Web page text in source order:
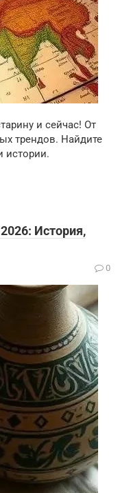
и сейчас! От
трендов. Найдите
истории.
История,
0